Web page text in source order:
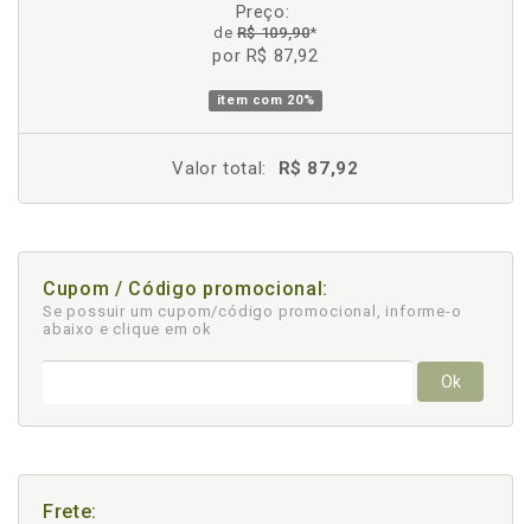
Preço:
deR$ 109,90*
por R$ 87,92
item com 20%
Valor total: R$ 87,92
Cupom / Código promocional:
Se possuir um cupom/código promocional, informe-o
abaixo e clique em ok
Ok
Frete: